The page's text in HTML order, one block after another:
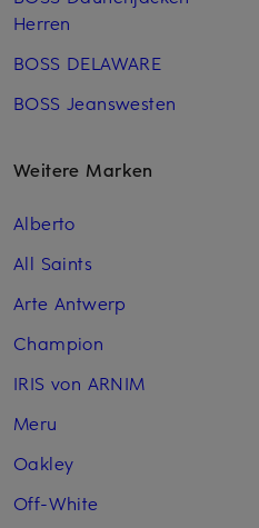
Herren
BOSS DELAWARE
BOSS Jeanswesten
Weitere Marken
Alberto
All Saints
Arte Antwerp
Champion
IRIS von ARNIM
Meru
Oakley
Off-White